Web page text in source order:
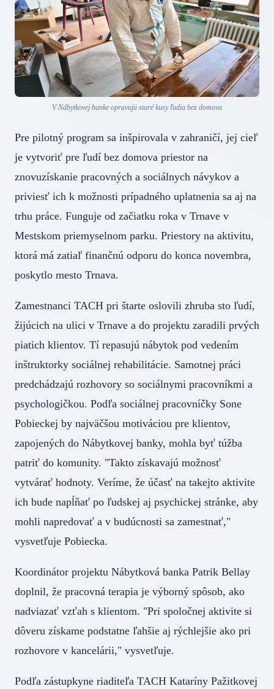
V Nábytkovej banke opravujú staré kusy ľudia bez domova
Pre pilotný program sa inšpirovala v zahraničí, jej cieľ
je vytvoriť pre ľudí bez domova priestor na
znovuzískanie pracovných a sociálnych návykov a
priviesť ich k možnosti prípadného uplatnenia sa aj na
trhu práce. Funguje od začiatku roka v Trnave v
Mestskom priemyselnom parku. Priestory na aktivitu,
ktorá má zatiaľ finančnú odporu do konca novembra,
poskytlo mesto Trnava.
Zamestnanci TACH pri štarte oslovili zhruba sto ľudí,
žijúcich na ulici v Trnave a do projektu zaradili prvých
piatich klientov. Tí repasujú nábytok pod vedením
inštruktorky sociálnej rehabilitácie. Samotnej práci
predchádzajú rozhovory so sociálnymi pracovníkmi a
psychologičkou. Podľa sociálnej pracovníčky Sone
Pobieckej by najväčšou motiváciou pre klientov,
zapojených do Nábytkovej banky, mohla byť túžba
patriť do komunity. "Takto získavajú možnosť
vytvárať hodnoty. Veríme, že účasť na takejto aktivite
ich bude napĺňať po ľudskej aj psychickej stránke, aby
mohli napredovať a v budúcnosti sa zamestnať,"
vysvetľuje Pobiecka.
Koordinátor projektu Nábytková banka Patrik Bellay
doplnil, že pracovná terapia je výborný spôsob, ako
nadviazať vzťah s klientom. "Pri spoločnej aktivite si
dôveru získame podstatne ľahšie aj rýchlejšie ako pri
rozhovore v kancelárii," vysvetľuje.
Podľa zástupkyne riaditeľa TACH Kataríny Pažitkovej